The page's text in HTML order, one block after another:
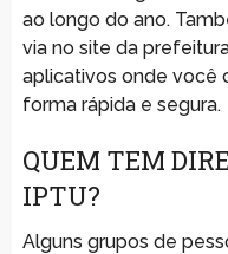
ao longo do ano.
via no site da
aplicativos onde você
forma rápida e segura.
QUEM TEM
IPTU?
Alguns grupos de